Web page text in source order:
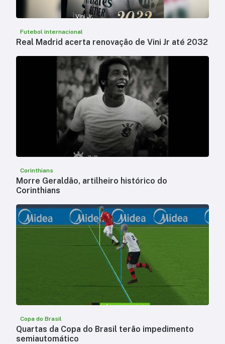
Futebol internacional
Real Madrid acerta renovação de Vini Jr até 2032
Corinthians
Morre Geraldão, artilheiro histórico do
Corinthians
Copa do Brasil
Quartas da Copa do Brasil terão impedimento
semiautomático